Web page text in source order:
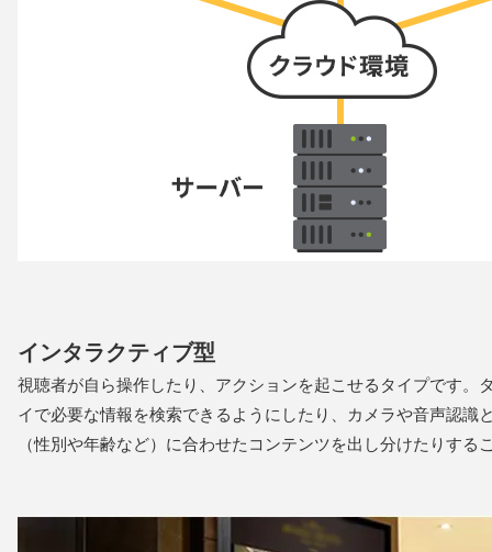
インタラクティブ型
視聴者が自ら操作したり、アクションを起こせるタイプです。
イで必要な情報を検索できるようにしたり、カメラや音声認識
（性別や年齢など）に合わせたコンテンツを出し分けたりする